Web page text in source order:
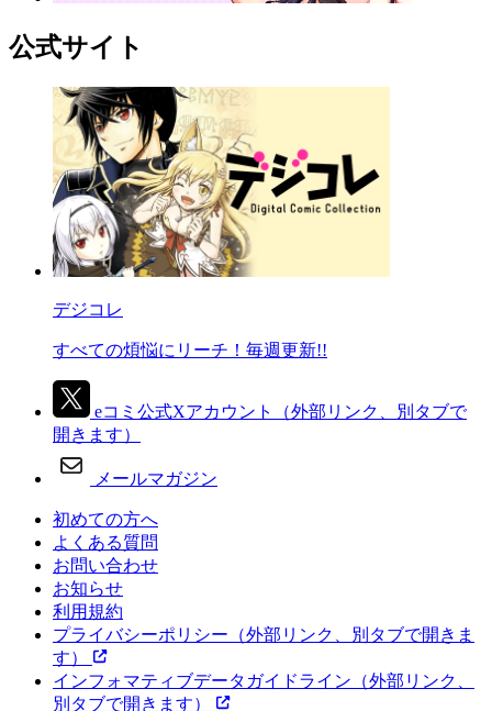
公式サイト
デジコレ
すべての煩悩にリーチ！毎週更新!!
eコミ公式Xアカウント
（外部リンク、別タブで
開きます）
メールマガジン
初めての方へ
よくある質問
お問い合わせ
お知らせ
利用規約
プライバシーポリシー （外部リンク、別タブで開きま
す）
インフォマティブデータガイドライン （外部リンク、
別タブで開きます）